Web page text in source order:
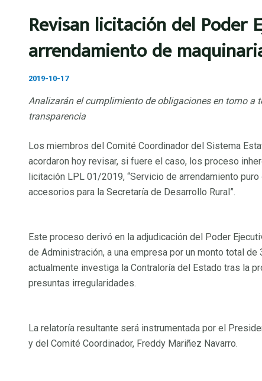
Órganos Colegiados
Alternar menú
Acuerdos del Comité
Programa de Trabajo Anual
Órgano de Gobierno
Alternar menú
Integrantes Órgano de Gobierno
Acuerdos del Órgano de
Comisión Ejecutiva
Revisan licitación del Poder
arrendamiento de
2019-10-17
Analizarán el cumplimiento de obligaciones en torno a
transparencia
Los miembros del Comité Coordinador del Sistema
acordaron hoy revisar, si fuere el caso, los proceso
licitación LPL 01/2019, “Servicio de arrendamiento
accesorios para la Secretaría de Desarrollo Rural”.
Este proceso derivó en la adjudicación del Poder
de Administración, a una empresa por un monto total
actualmente investiga la Contraloría del Estado tras la
presuntas irregularidades.
La relatoría resultante será instrumentada por el
y del Comité Coordinador, Freddy Mariñez Navarro.